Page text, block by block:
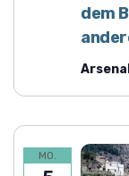
dem
MO.